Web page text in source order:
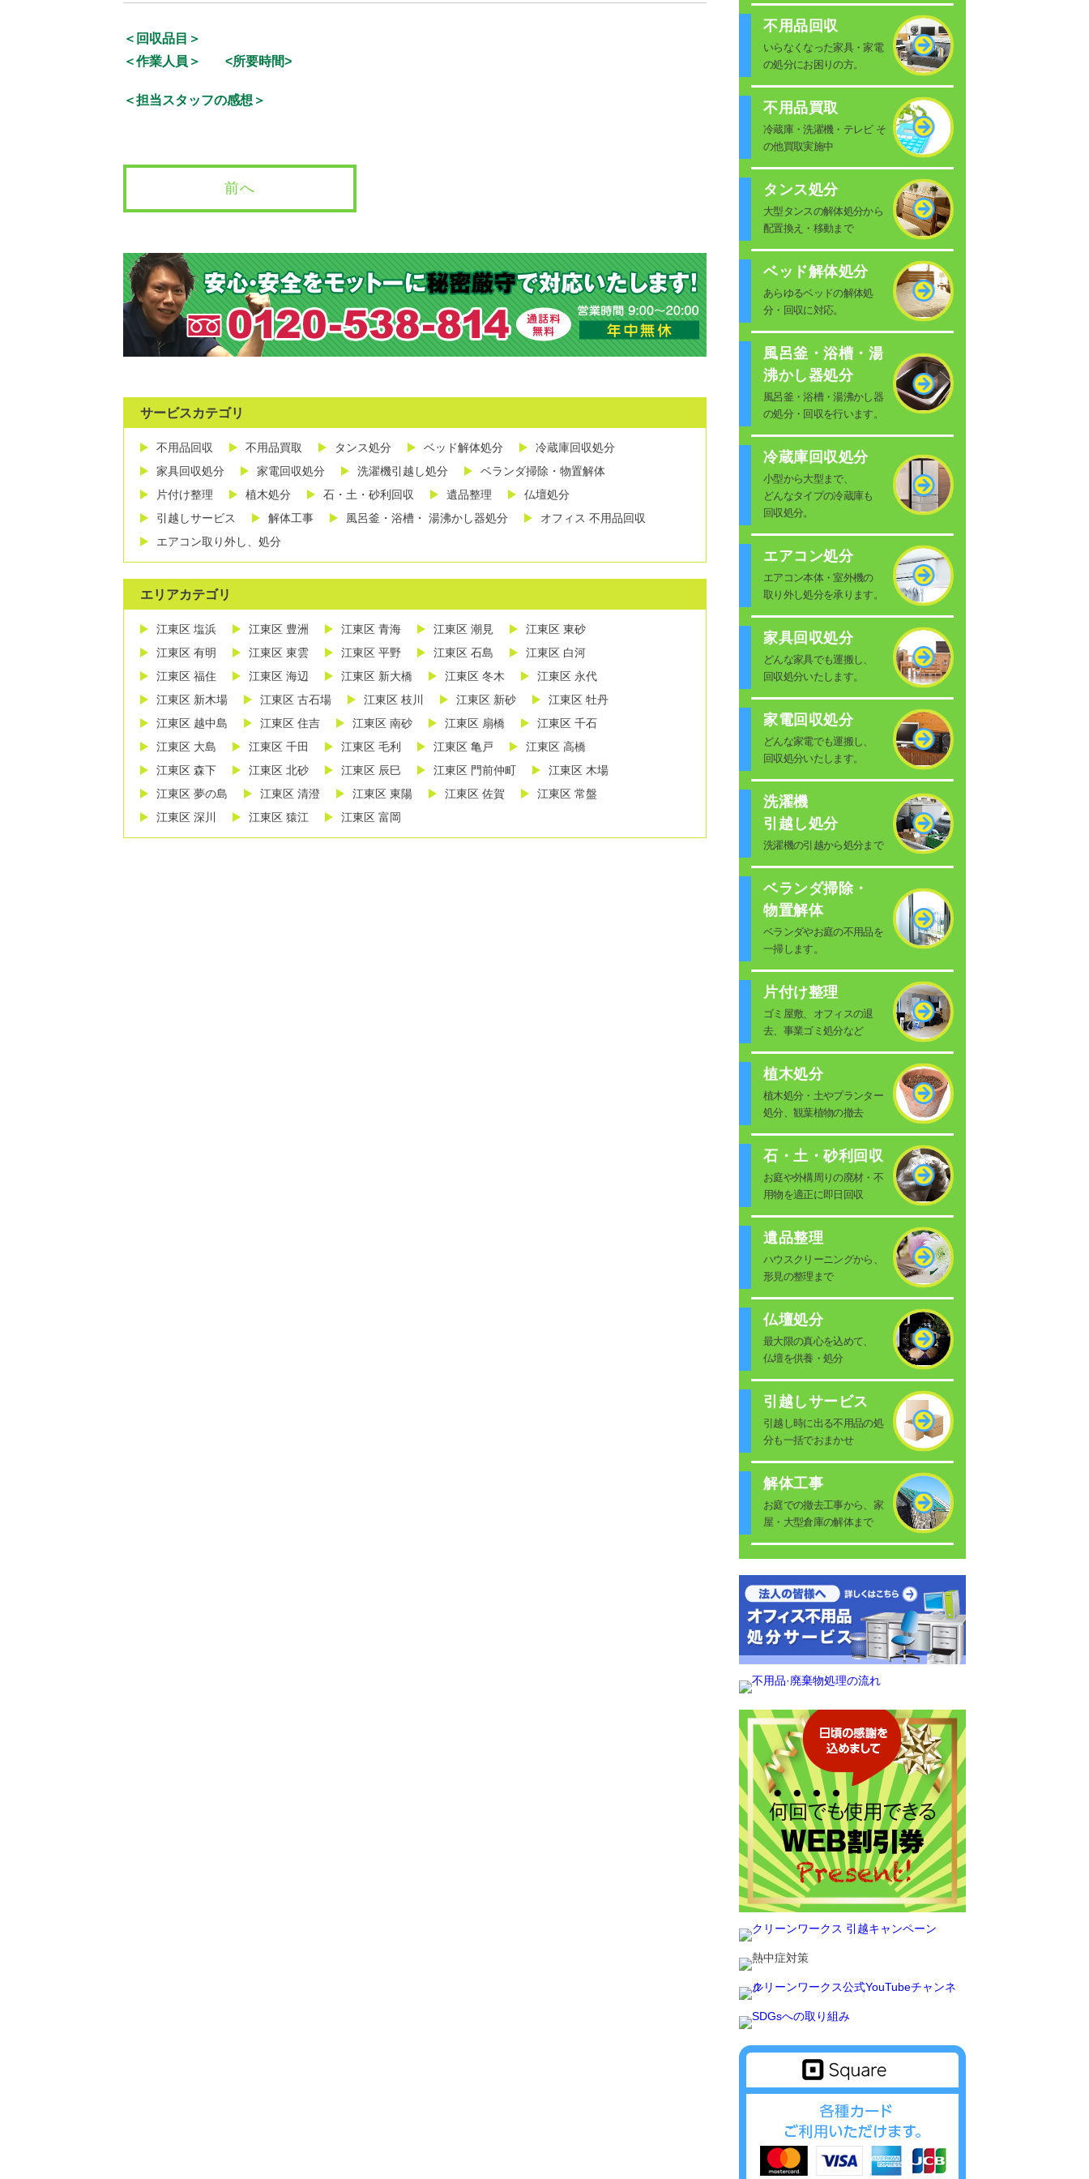
＜回収品目＞
＜作業人員＞
<所要時間>
＜担当スタッフの感想＞
前へ
サービスカテゴリ
不用品回収 不用品買取 タンス処分 ベッド解体処分
冷蔵庫回収処分
家具回収処分
家電回収処分 洗濯機引越し処分
ベランダ掃除・物置解体
片付け整理
植木処分 石・土・砂利回収 遺品整理
仏壇処分
引越しサービス
解体工事 風呂釜・浴槽・ 湯沸かし器処分
オフィス 不用品回収
エアコン取り外し、処分
エリアカテゴリ
江東区 塩浜 江東区 豊洲 江東区 青海 江東区 潮見
江東区 東砂
江東区 有明
江東区 東雲 江東区 平野 江東区 石島
江東区 白河
江東区 福住
江東区 海辺 江東区 新大橋 江東区 冬木
江東区 永代
江東区 新木場
江東区 古石場 江東区 枝川 江東区 新砂
江東区 牡丹
江東区 越中島
江東区 住吉 江東区 南砂 江東区 扇橋
江東区 千石
江東区 大島
江東区 千田 江東区 毛利 江東区 亀戸
江東区 高橋
江東区 森下
江東区 北砂 江東区 辰巳 江東区 門前仲町
江東区 木場
江東区 夢の島
江東区 清澄 江東区 東陽 江東区 佐賀
江東区 常盤
江東区 深川
江東区 猿江 江東区 富岡
不用品回収
いらなくなった家具・家電
の処分にお困りの方。
不用品買取
冷蔵庫・洗濯機・テレビ そ
の他買取実施中
タンス処分
大型タンスの解体処分から
配置換え・移動まで
ベッド解体処分
あらゆるベッドの解体処
分・回収に対応。
風呂釜・浴槽・湯
沸かし器処分
風呂釜・浴槽・湯沸かし器
の処分・回収を行います。
冷蔵庫回収処分
小型から大型まで、
どんなタイプの冷蔵庫も
回収処分。
エアコン処分
エアコン本体・室外機の
取り外し処分を承ります。
家具回収処分
どんな家具でも運搬し、
回収処分いたします。
家電回収処分
どんな家電でも運搬し、
回収処分いたします。
洗濯機
引越し処分
洗濯機の引越から処分まで
ベランダ掃除・
物置解体
ベランダやお庭の不用品を
一掃します。
片付け整理
ゴミ屋敷、オフィスの退
去、事業ゴミ処分など
植木処分
植木処分・土やプランター
処分、観葉植物の撤去
石・土・砂利回収
お庭や外構周りの廃材・不
用物を適正に即日回収
遺品整理
ハウスクリーニングから、
形見の整理まで
仏壇処分
最大限の真心を込めて、
仏壇を供養・処分
引越しサービス
引越し時に出る不用品の処
分も一括でおまかせ
解体工事
お庭での撤去工事から、家
屋・大型倉庫の解体まで